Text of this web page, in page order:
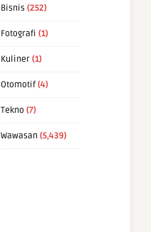
Bisnis (252)
Fotografi (1)
Kuliner (1)
Otomotif (4)
Tekno (7)
Wawasan (5,439)